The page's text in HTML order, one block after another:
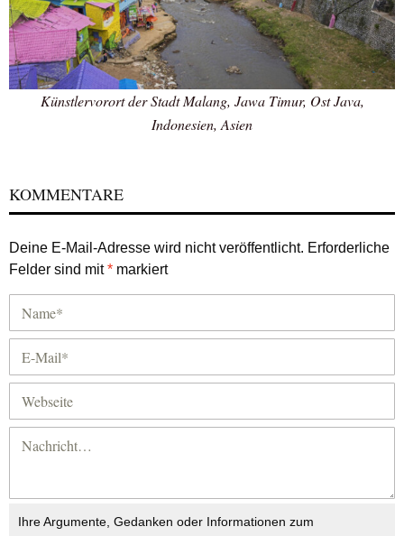
Künstlervorort der Stadt Malang, Jawa Timur, Ost Java,
Indonesien, Asien
KOMMENTARE
Deine E-Mail-Adresse wird nicht veröffentlicht. Erforderliche
Felder sind mit* markiert
Ihre Argumente, Gedanken oder Informationen zum